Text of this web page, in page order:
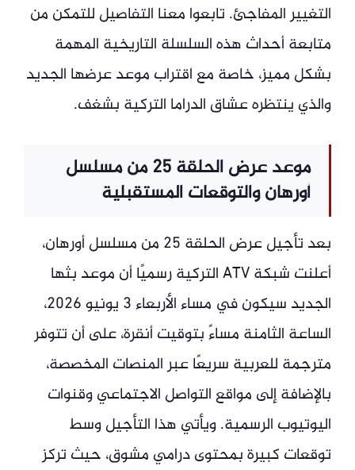
التغيير المفاجئ. تابعوا معنا التفاصيل للتمكن من
متابعة أحداث هذه السلسلة التاريخية المهمة
بشكل مميز، خاصة مع اقتراب موعد عرضها الجديد
والذي ينتظره عشاق الدراما التركية بشغف.
موعد عرض الحلقة 25 من مسلسل
أورهان والتوقعات المستقبلية
بعد تأجيل عرض الحلقة 25 من مسلسل أورهان،
أعلنت شبكة ATV التركية رسميًا أن موعد بثها
الجديد سيكون في مساء الأربعاء 3 يونيو 2026،
الساعة الثامنة مساءً بتوقيت أنقرة، على أن تتوفر
مترجمة للعربية سريعًا عبر المنصات المخصصة،
بالإضافة إلى مواقع التواصل الاجتماعي وقنوات
اليوتيوب الرسمية. ويأتي هذا التأجيل وسط
توقعات كبيرة بمحتوى درامي مشوق، حيث تركز